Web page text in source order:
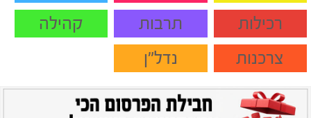
רכילות
תרבות
קהילה
צרכנות
נדל"ן